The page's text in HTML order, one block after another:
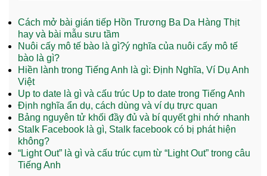
Cách mở bài gián tiếp Hồn Trương Ba Da Hàng Thịt
hay và bài mẫu sưu tầm
Nuôi cấy mô tế bào là gì?ý nghĩa của nuôi cấy mô tế
bào là gì?
Hiền lành trong Tiếng Anh là gì: Định Nghĩa, Ví Dụ Anh
Việt
Up to date là gì và cấu trúc Up to date trong Tiếng Anh
Định nghĩa ẩn dụ, cách dùng và ví dụ trực quan
Bảng nguyên tử khối đầy đủ và bí quyết ghi nhớ nhanh
Stalk Facebook là gì, Stalk facebook có bị phát hiện
không?
“Light Out” là gì và cấu trúc cụm từ “Light Out” trong câu
Tiếng Anh